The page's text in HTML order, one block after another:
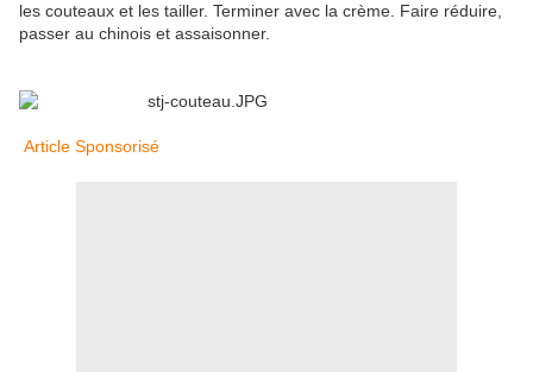
les couteaux et les tailler. Terminer avec la crème. Faire réduire,
passer au chinois et assaisonner.
Article Sponsorisé